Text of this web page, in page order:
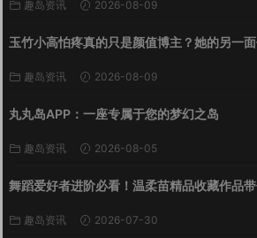
趣岛资讯 2026-08-09
玉竹小高怕疼真的只是颜值博主？她的另一
趣岛资讯 2026-08-09
丸丸岛APP：一座专属于您的梦幻之岛
趣岛资讯 2026-08-05
舞蹈爱好者进阶必看！温柔苗精品收藏作品
趣岛资讯 2026-07-30